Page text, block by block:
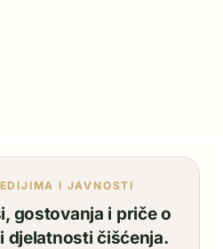
I JAVNOSTI
gostovanja i priče o
djelatnosti čišćenja.